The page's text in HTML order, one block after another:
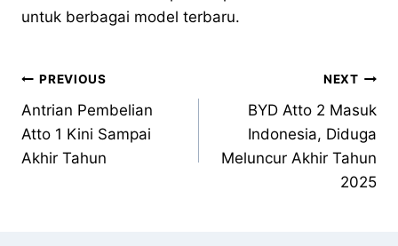
untuk berbagai model terbaru.
PREVIOUS
Antrian Pembelian
Atto 1 Kini Sampai
Akhir Tahun
NEXT
BYD Atto 2 Masuk
Indonesia, Diduga
Meluncur Akhir Tahun
2025